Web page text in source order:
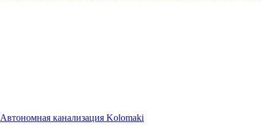
Автономная канализация Kolomaki